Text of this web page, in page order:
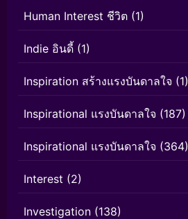
Human Interest ชีวิต (1)
Indie อินดี้ (1)
Inspiration สร้างแรงบันดาลใจ (1)
Inspirational แรงบันดาลใจ (187)
Inspirational แรงบันดาลใจ (364)
Interest (2)
Investigation (138)